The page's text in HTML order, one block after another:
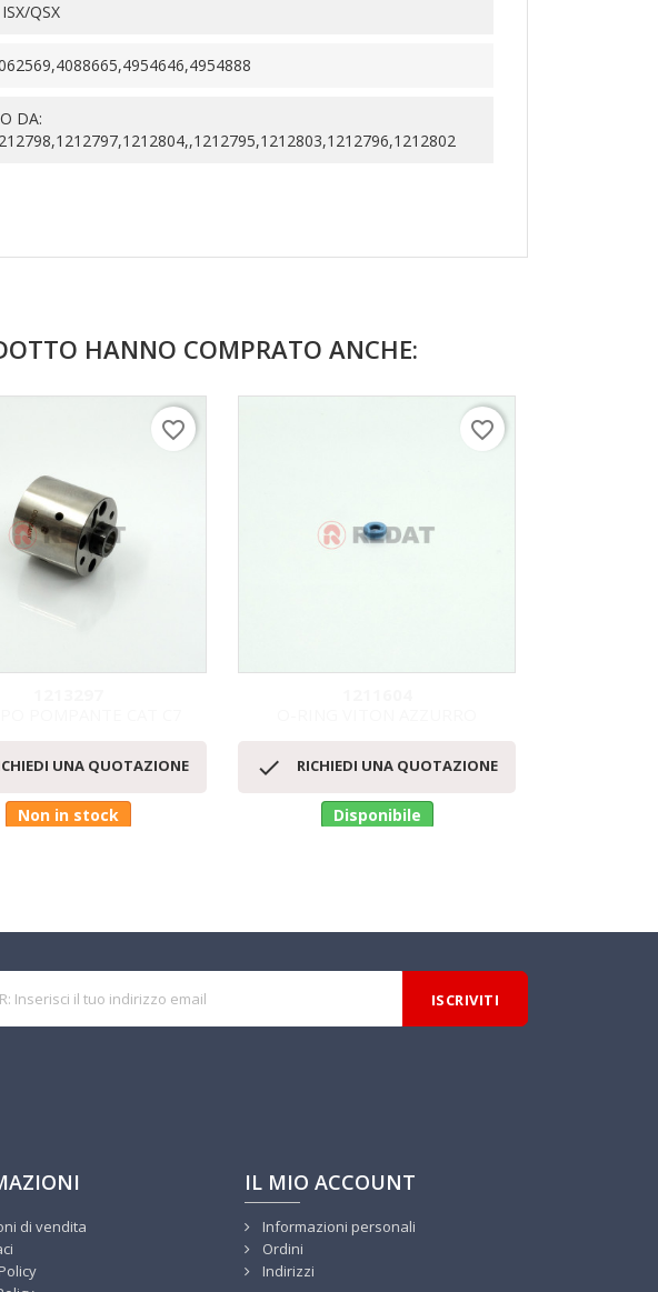
QSX
DA:
HANNO COMPRATO ANCHE:
Anteprima
UNA QUOTAZIONE
Non in stock
favorite_border
Anteprima
 RICHIEDI UNA QUOTAZIONE
Disponibile
favorite_border
di vendita
IL MIO ACCOUNT
Informazioni personali
Ordini
Indirizzi